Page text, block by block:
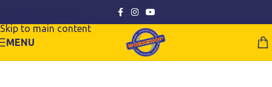
Skip to main content
MENU